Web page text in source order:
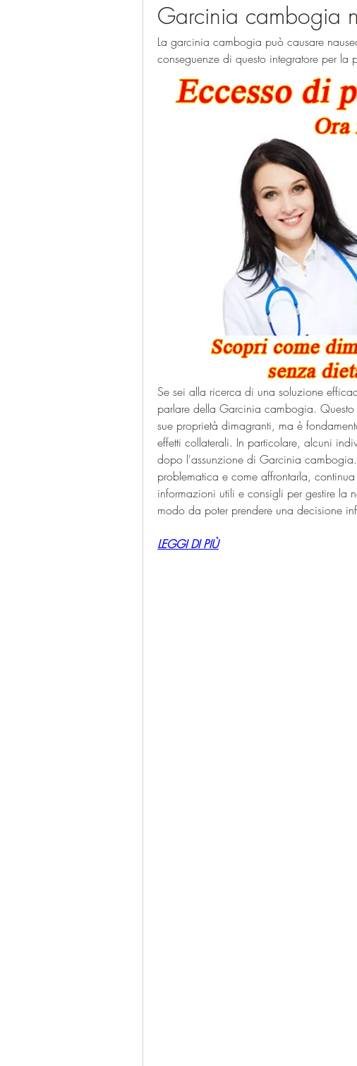
Garcinia cambogia
La garcinia cambogia può causare
conseguenze di questo integratore per la
Se sei alla ricerca di una soluzione
parlare della Garcinia cambogia.
sue proprietà dimagranti, ma è
effetti collaterali. In particolare, alcuni
dopo l'assunzione di Garcinia
problematica e come affrontarla,
informazioni utili e consigli per gestire la
modo da poter prendere una decisione
LEGGI DI PIÙ